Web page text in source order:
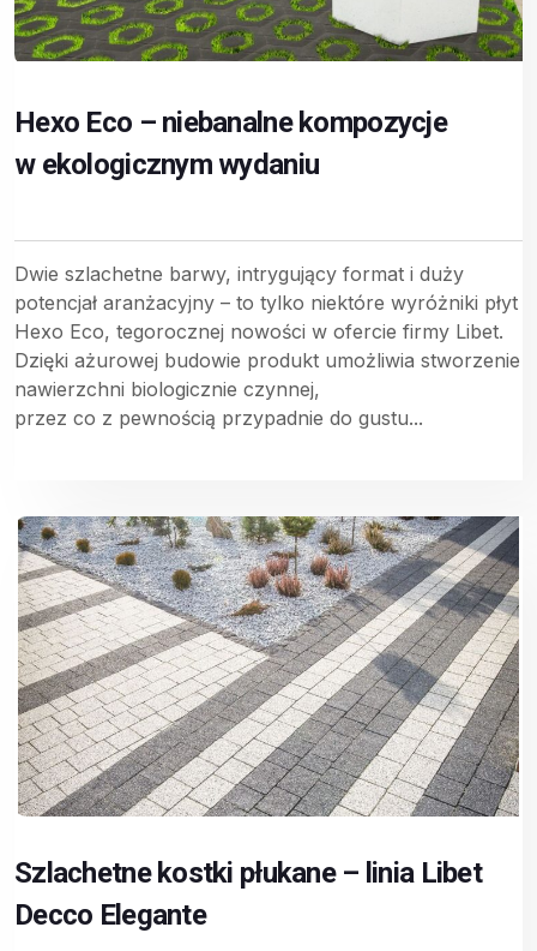
Hexo Eco – niebanalne kompozycje
w ekologicznym wydaniu
Dwie szlachetne barwy, intrygujący format i duży
potencjał aranżacyjny – to tylko niektóre wyróżniki płyt
Hexo Eco, tegorocznej nowości w ofercie firmy Libet.
Dzięki ażurowej budowie produkt umożliwia stworzenie
nawierzchni biologicznie czynnej,
przez co z pewnością przypadnie do gustu...
Szlachetne kostki płukane – linia Libet
Decco Elegante